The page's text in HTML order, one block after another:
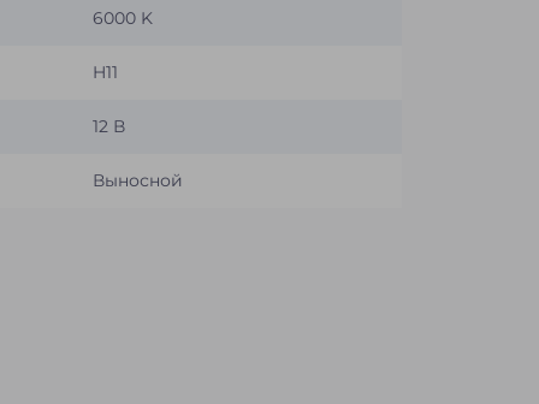
6000 K
H11
12 В
Выносной